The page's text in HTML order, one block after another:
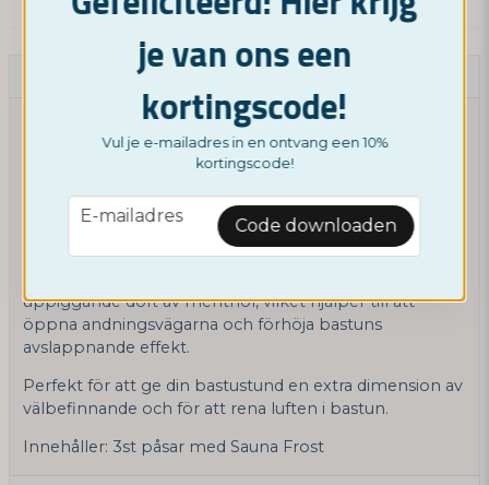
Upplev en uppfriskande och energigivande
bastuupplevelse med våra 100% naturliga
mentholkristaller. Dessa högkvalitativa kristaller är
framställda av ren menthol och hjälper dig att skapa en
fräsch och ren doft i din bastu.
Genom att tillsätta 2–3 kristaller i bastuskopan med
uppiggande doft av menthol, vilket hjälper till att
öppna andningsvägarna och förhöja bastuns
avslappnande effekt.
Perfekt för att ge din bastustund en extra dimension av
välbefinnande och för att rena luften i bastun.
Innehåller: 3st påsar med Sauna Frost
je van ons een
kortingscode!
Vul je e-mailadres in en ontvang een 10%
kortingscode!
email
E-mailadres Code downloaden